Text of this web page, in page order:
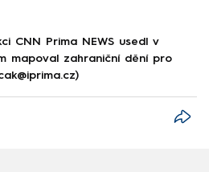
CNN Prima NEWS usedl v
mapoval zahraniční dění pro